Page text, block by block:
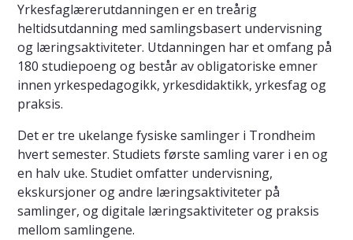
Yrkesfaglærerutdanningen er en treårig
heltidsutdanning med samlingsbasert undervisning
og læringsaktiviteter. Utdanningen har et omfang på
180 studiepoeng og består av obligatoriske emner
innen yrkespedagogikk, yrkesdidaktikk, yrkesfag og
praksis.
Det er tre ukelange fysiske samlinger i Trondheim
hvert semester. Studiets første samling varer i en og
en halv uke. Studiet omfatter undervisning,
ekskursjoner og andre læringsaktiviteter på
samlinger, og digitale læringsaktiviteter og praksis
mellom samlingene.